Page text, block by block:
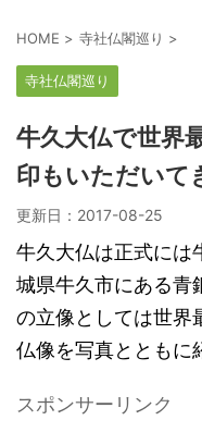
HOME > 寺社仏閣巡り >
寺社仏閣巡り
牛久大仏で世界
印もいただいて
更新日： 2017-08-25
牛久大仏は正式には
城県牛久市にある青
の立像としては世界
仏像を写真とともに
スポンサーリンク